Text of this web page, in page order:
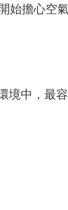
始擔心空
境中，最